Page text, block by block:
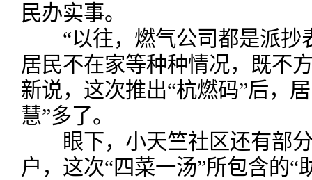
民办实事。
“以往，燃气公司都是派抄
居民不在家等种种情况，既不
新说，这次推出“杭燃码”后，
慧”多了。
眼下，小天竺社区还有部分
户，这次“四菜一汤”所包含的“